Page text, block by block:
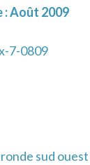
: Août 2009
7-0809
sud